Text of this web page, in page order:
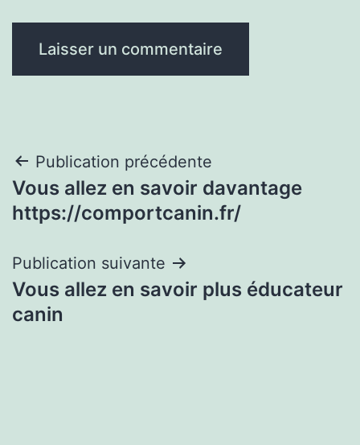
Navigation
de
Publication précédente
Vous allez en savoir davantage
https://comportcanin.fr/
Publication suivante
Vous allez en savoir plus éducateur
canin